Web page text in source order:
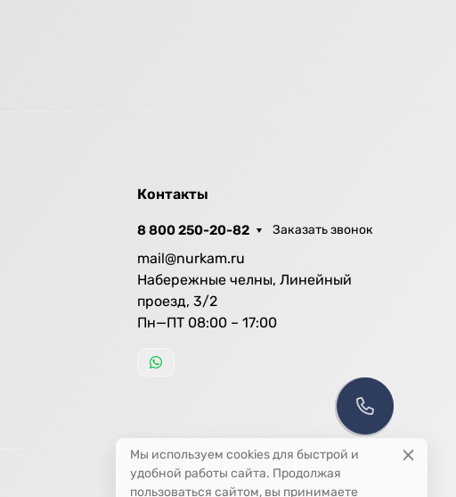
Контакты
8 800 250-20-82 Заказать звонок
mail@nurkam.ru
Набережные челны, Линейный
проезд, 3/2
Пн—ПТ 08:00 – 17:00
Мы используем cookies для быстрой и
удобной работы сайта. Продолжая
пользоваться сайтом, вы принимаете